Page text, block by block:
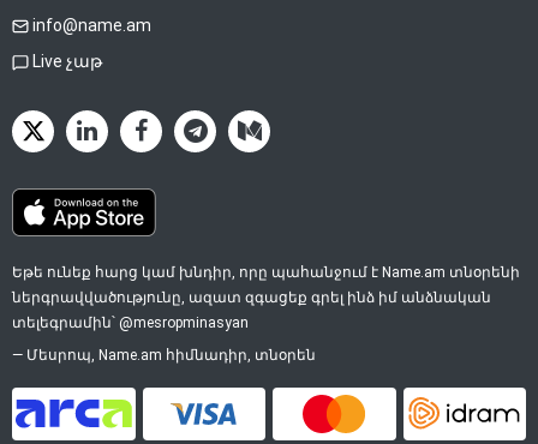
info@name.am
Live չաթ
Եթե ունեք հարց կամ խնդիր, որը պահանջում է Name.am տնօրենի
ներգրավվածությունը, ազատ զգացեք գրել ինձ իմ անձնական
տելեգրամին՝ @mesropminasyan
— Մեսրոպ, Name.am հիմնադիր, տնօրեն
ArCa Visa Mastercard Idram